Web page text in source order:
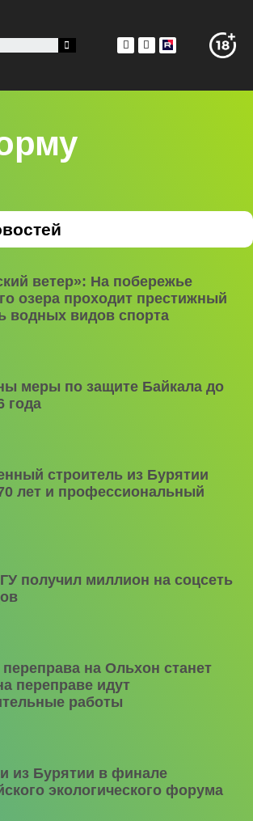
ветер»: На побережье
озера проходит престижный
водных видов спорта
меры по защите Байкала до
года
строитель из Бурятии
лет и профессиональный
получил миллион на соцсеть
на Ольхон станет
переправе идут
работы
из Бурятии в финале
экологического форума